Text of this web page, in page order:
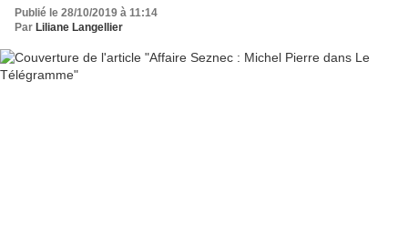
Publié le 28/10/2019 à 11:14
Par Liliane Langellier